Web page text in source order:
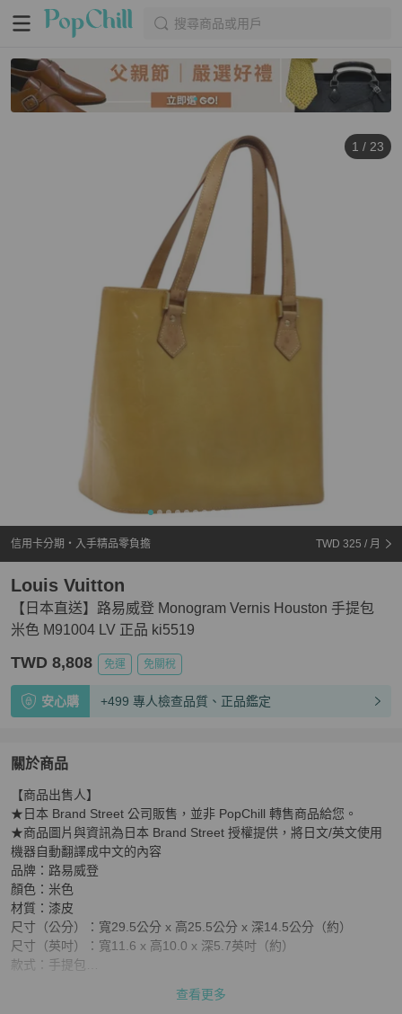
搜尋商品或用戶
1 / 23
信用卡分期・入手精品零負擔 TWD 325 / 月
【日本直送】路易威登 Monogram Vernis Houston 手提包
米色 M91004 LV 正品 ki5519
Louis Vuitton
TWD 8,808 免運 免關稅
安心購 +499 專人檢查品質、正品鑑定
關於商品
關於【日本直送】路易威登 Monogram Vernis Houston 手提
【商品出售人】
★日本 Brand Street 公司販售，並非 PopChill 轉售商品給您。
★商品圖片與資訊為日本 Brand Street 授權提供，將日文/英文使用
機器自動翻譯成中文的內容
品牌：路易威登
顏色：米色
材質：漆皮
尺寸（公分）：寬29.5公分 x 高25.5公分 x 深14.5公分（約）
尺寸（英吋）：寬11.6 x 高10.0 x 深5.7英吋（約）
款式：手提包
查看更多